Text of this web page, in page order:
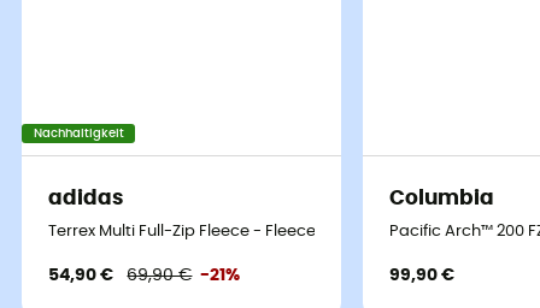
Nachhaltigkeit
adidas
Terrex Multi Full-Zip Fleece - Fleecejacke - Herren
54,90 € 69,90 € -21%
Columbia
Pacific Arch™ 200
99,90 €